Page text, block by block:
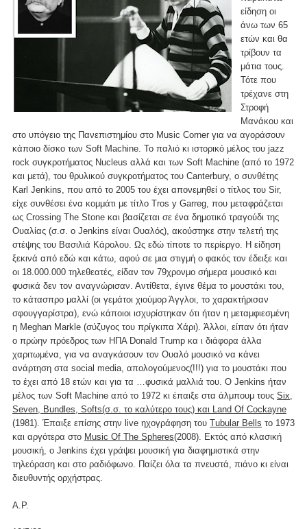
είδηση οι
άνω των 65
ετών και θα
τρίβουν τα
μάτια τους.
Τότε που
τρέχανε στη
Στροφή
Μανάκου και
στο υπόγειο της Πανεπιστημίου στο Music Corner για να αγοράσουν
κάποιο δίσκο των Soft Machine. Το παλιό κι ιστορικό μέλος του jazz
rock συγκροτήματος Nucleus αλλά και των Soft Machine (από το 1972
και μετά), του θρυλικού συγκροτήματος του Canterbury, o συνθέτης
Karl Jenkins, που από το 2005 του έχει απονεμηθεί ο τίτλος του Sir,
είχε συνθέσει ένα κομμάτι με τίτλο Tros y Garreg, που μεταφράζεται
ως Crossing The Stone και βασίζεται σε ένα δημοτικό τραγούδι της
Ουαλίας (σ.σ. ο Jenkins είναι Ουαλός), ακούστηκε στην τελετή της
στέψης του Βασιλιά Κάρολου. Ως εδώ τίποτε το περίεργο. Η είδηση
ξεκινά από εδώ και κάτω, αφού σε μια στιγμή ο φακός τον έδειξε και
οι 18.000.000 τηλεθεατές, είδαν τον 79χρονμο σήμερα μουσικό και
φυσικά δεν τον αναγνώρισαν. Αντίθετα, έγινε θέμα το μουστάκι του,
το κάτασπρο μαλλί (οι γεμάτοι χιούμορ Άγγλοι, το χαρακτήρισαν
σφουγγαρίστρα), ενώ κάποιοι ισχυρίστηκαν ότι ήταν η μεταμφιεσμένη
η Meghan Markle (σύζυγος του πρίγκιπα Χάρι). Άλλοι, είπαν ότι ήταν
ο πρώην πρόεδρος των ΗΠΑ Donald Trump κα ι διάφορα άλλα
χαριτωμένα, για να αναγκάσουν τον Ουαλό μουσικό να κάνει
ανάρτηση στα social media, απολογούμενος(!!!) για το μουστάκι που
το έχει από 18 ετών και για τα …φυσικά μαλλιά του. Ο Jenkins ήταν
μέλος των Soft Machine από το 1972 κι έπαιξε στα άλμπουμ τους Six,
Seven, Bundles, Softs(σ.σ. το καλύτερο τους) και Land Of Cockayne
(1981). Έπαιξε επίσης στην live ηχογράφηση του Tubular Bells το 1973
και αργότερα στο Music Of The Spheres(2008). Εκτός από κλασική
μουσική, ο Jenkins έχει γράψει μουσική για διαφημιστικά στην
τηλεόραση και στο ραδιόφωνο. Παίζει όλα τα πνευστά, πιάνο κι είναι
διευθυντής ορχήστρας.
Α.Ρ.